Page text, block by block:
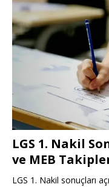
LGS 1. Nakil
ve MEB
LGS 1. Nakil sonuçları